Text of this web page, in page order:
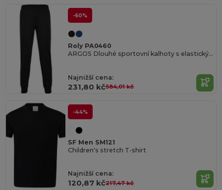
-60%
Roly PA0460
ARGOS Dlouhé sportovní kalhoty s elastickým pasem
Najnižší cena:
231,80 kč584,01 kč
-44%
SF Men SM121
Children's stretch T-shirt
Najnižší cena:
120,87 kč217,47 kč